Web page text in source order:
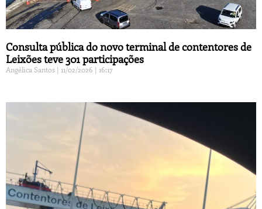
Consulta pública do novo terminal de contentores de
Leixões teve 301 participações
Angélica Santos 11/02/2026 16:17